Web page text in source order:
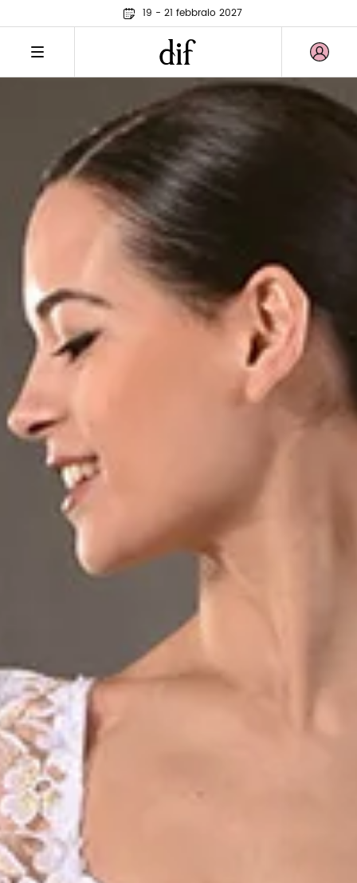
19 - 21 febbraio 2027